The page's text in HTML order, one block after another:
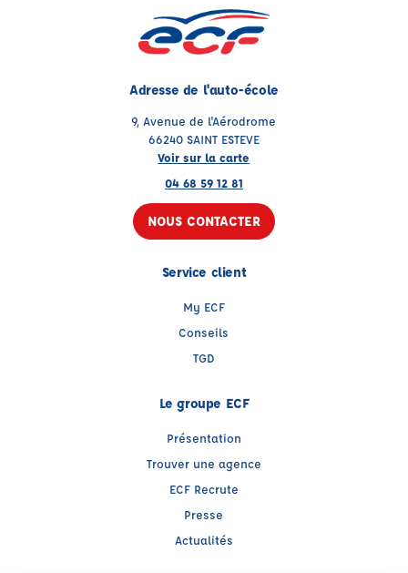
Adresse de l'auto-école
9, Avenue de l'Aérodrome
66240 SAINT ESTEVE
Voir sur la carte
04 68 59 12 81
NOUS CONTACTER
Service client
My ECF
Conseils
TGD
Le groupe ECF
Présentation
Trouver une agence
ECF Recrute
Presse
Actualités